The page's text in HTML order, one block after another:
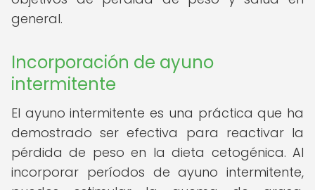
general.
Incorporación de ayuno
intermitente
El ayuno intermitente es una práctica que ha
demostrado ser efectiva para reactivar la
pérdida de peso en la dieta cetogénica. Al
incorporar períodos de ayuno intermitente,